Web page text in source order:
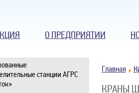
О ПРЕДПРИЯТИИ
станции АГРС
Главная
КРАНЫ